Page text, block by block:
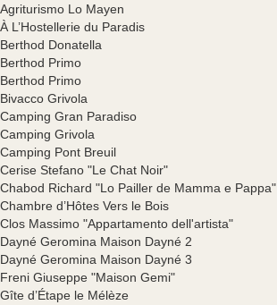
Agriturismo Lo Mayen
À L’Hostellerie du Paradis
Berthod Donatella
Berthod Primo
Berthod Primo
Bivacco Grivola
Camping Gran Paradiso
Camping Grivola
Camping Pont Breuil
Cerise Stefano "Le Chat Noir"
Chabod Richard "Lo Pailler de Mamma e Pappa"
Chambre d’Hôtes Vers le Bois
Clos Massimo "Appartamento dell'artista"
Dayné Geromina Maison Dayné 2
Dayné Geromina Maison Dayné 3
Freni Giuseppe "Maison Gemi"
Gîte d’Étape le Mélèze